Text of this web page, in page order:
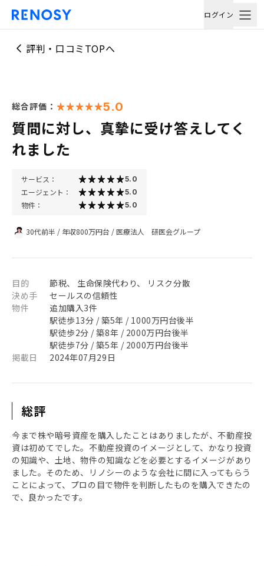
ログイン
評判・口コミTOPへ
総合評価： 5.0
質問に対し、真摯に受け答えしてく
れました
サービス： 5.0
エージェント： 5.0
物件： 5.0
30代前半 / 年収800万円台 /医療法人 研医会グループ
目的
節税、 生命保険代わり、 リスク分散
決め手
セールスの信頼性
物件
追加購入3件
駅徒歩13分 / 築5年 / 1000万円台後半
駅徒歩2分 / 築8年 / 2000万円台後半
駅徒歩7分 / 築5年 / 2000万円台後半
掲載日
2024年07月29日
総評
今まで株や暗号資産を購入したことはありましたが、不動産投
資は初めてでした。不動産投資のイメージとして、かなり投資
の知識や、土地、物件の知識などを必要とするイメージがあり
ました。そのため、リノシーのような会社に間に入ってもらう
ことによって、プロの目で物件を判断したものを購入できたの
で、良かったです。